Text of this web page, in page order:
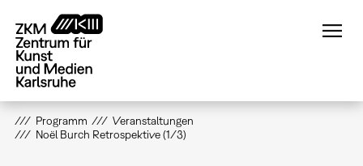
zum
Inhalt
Programm
Veranstaltungen
Noël Burch Retrospektive (1/3)